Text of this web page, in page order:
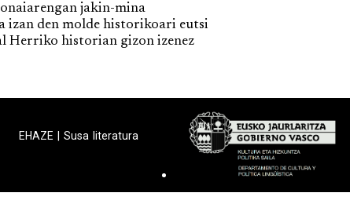
jakin-mina
izan den molde historikoari eutsi
Herriko historian gizon izenez
EHAZE |Susa literatura